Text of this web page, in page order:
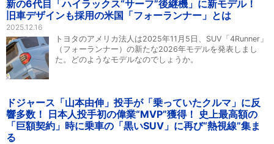
新の6代目「ハイラックス“サーフ”後継機」に新モデル！
旧車デザインも採用の米国「フォーランナー」とは
2025.12.16
トヨタのアメリカ法人は2025年11月5日、SUV「4Runner」
（フォーランナー）の新たな2026年モデルを発表しまし
た。どのようなモデルなのでしょうか。
ドジャース「山本由伸」投手が「乗っていたクルマ」に反
響多数！ 日本人投手初の偉業“MVP”獲得！ 史上最高額の
「巨額契約」時に乗車の「黒いSUV」に再び“熱視線”集ま
る